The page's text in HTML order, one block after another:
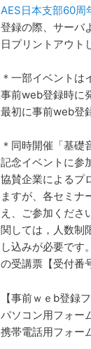
AES日本支部60周
登録の際、サーバ
日プリントアウト
＊一部イベントは
事前web登録時に
最初に事前web登
＊同時開催「基
記念イベントに参
協賛企業によるプ
ますが、各セミナ
え、ご参加くださ
関しては，人数制
し込みが必要です
の受講票【受付番
【事前ｗｅb登録
パソコン用フォー
携帯電話用フォー